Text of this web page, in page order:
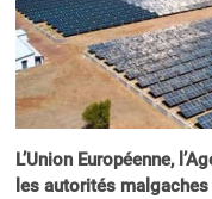
L’Union Européenne,
les autorités